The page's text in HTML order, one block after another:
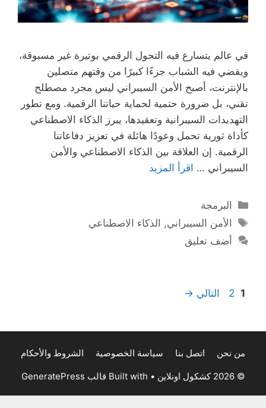
في عالم يتسارع فيه التحول الرقمي بوتيرة غير مسبوقة،
ويقضي فيه الشباب جزءًا كبيرًا من وقتهم متصلين
بالإنترنت، أصبح الأمن السيبراني ليس مجرد مصطلح
تقني، بل ضرورة حتمية لحماية حياتنا الرقمية. ومع تطور
التهديدات السيبرانية وتعقيدها، يبرز الذكاء الاصطناعي
كأداة ثورية تحمل وعودًا هائلة في تعزيز دفاعاتنا
الرقمية. إن العلاقة بين الذكاء الاصطناعي والأمن
السيبراني … اقرأ المزيد
التصنيفات
البرمجة
الوسوم
الأمن السيبراني, الذكاء الاصطناعي
أضف تعليق
Page
1
Page
2 التالي →
من نحن اتصل بنا سياسة الخصوصية الشروط والأحكام
© 2026 كشكول اونلاين • Built with قالب GeneratePress